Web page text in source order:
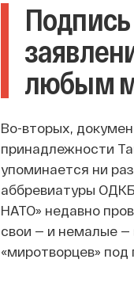
любым
Во-вторых,
принадлежности
упоминается ни
аббревиатуры
НАТО» недавно
свои — и немалые —
«миротворцев»